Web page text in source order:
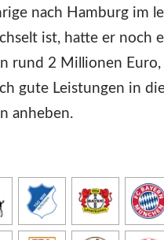
nach Hamburg im
ist, hatte er noch
rund 2 Millionen Euro,
gute Leistungen in
anheben.